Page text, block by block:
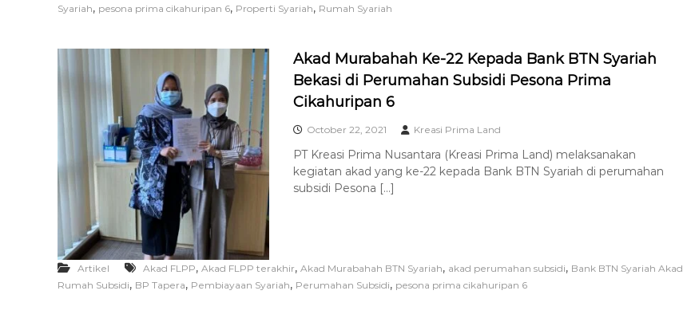
A
Syariah, pesona prima cikahuripan 6, Properti Syariah, Rumah Syariah
Akad Murabahah Ke-22 Kepada Bank BTN Syariah
Bekasi di Perumahan Subsidi Pesona Prima
Cikahuripan 6
October 22, 2021 Kreasi Prima Land
PT Kreasi Prima Nusantara (Kreasi Prima Land) melaksanakan
kegiatan akad yang ke-22 kepada Bank BTN Syariah di perumahan
subsidi Pesona […]
Artikel Akad FLPP, Akad FLPP terakhir, Akad Murabahah BTN Syariah, akad perumahan subsidi, Bank BTN Syariah Akad
Rumah Subsidi, BP Tapera, Pembiayaan Syariah, Perumahan Subsidi, pesona prima cikahuripan 6